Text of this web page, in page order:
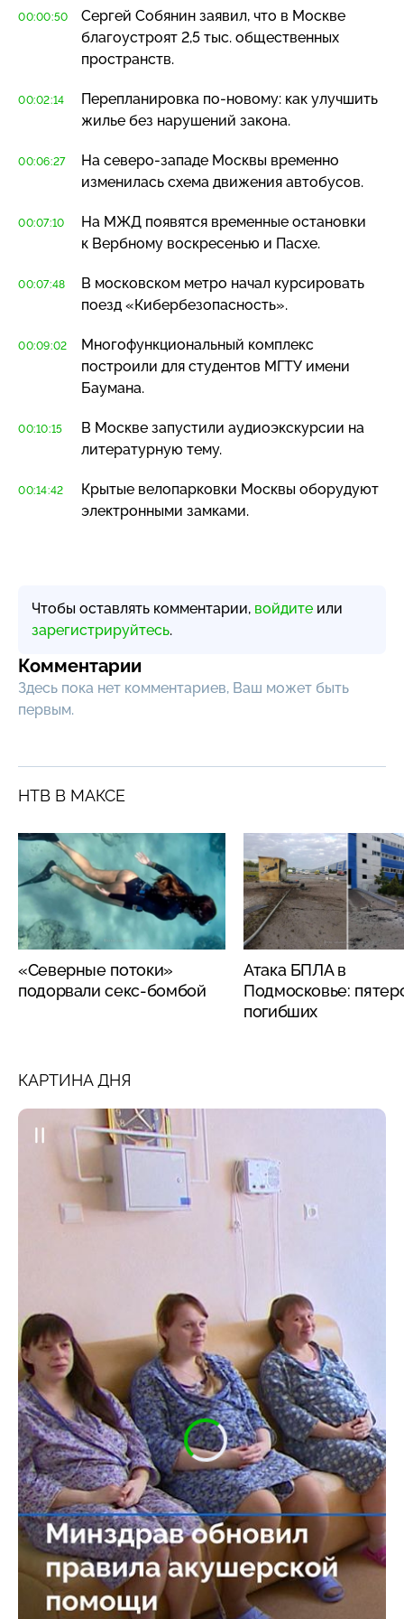
00:00:50
Сергей Собянин заявил, что в Москве
благоустроят 2,5 тыс. общественных
пространств.
00:02:14 Перепланировка по-новому: как улучшить
жилье без нарушений закона.
00:06:27 На северо-западе Москвы временно
изменилась схема движения автобусов.
00:07:10
На МЖД появятся временные остановки
к Вербному воскресенью и Пасхе.
00:07:48
В московском метро начал курсировать
поезд «Кибербезопасность».
00:09:02
Многофункциональный комплекс
построили для студентов МГТУ имени
Баумана.
00:10:15
В Москве запустили аудиоэкскурсии на
литературную тему.
00:14:42
Крытые велопарковки Москвы оборудуют
электронными замками.
Чтобы оставлять комментарии, войдите или
зарегистрируйтесь.
Комментарии
Здесь пока нет комментариев, Ваш может быть
первым.
НТВ В МАКСЕ
«Северные потоки»
подорвали секс-бомбой
Атака БПЛА в
Подмосковье:
погибших
КАРТИНА ДНЯ